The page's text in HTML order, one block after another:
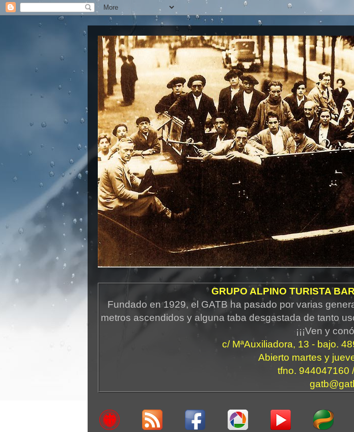
GRUPO ALPINO TURISTA
Fundado en 1929, el GATB ha pasado por varias
metros ascendidos y alguna taba desgastada de tanto
¡¡¡Ven y
c/ MªAuxiliadora, 13 - bajo.
Abierto martes y
tfno. 944047160